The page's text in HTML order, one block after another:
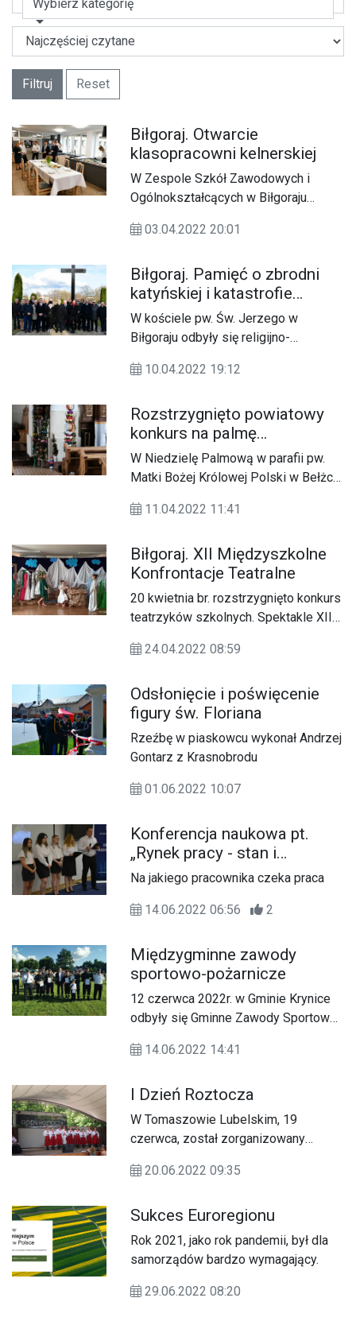
Wybierz kategorię
Filtruj Reset
Biłgoraj. Otwarcie
klasopracowni kelnerskiej
W Zespole Szkół Zawodowych i
Ogólnokształcących w Biłgoraju
klasopracownia kelnerska.
03.04.2022 20:01
Biłgoraj. Pamięć o zbrodni
katyńskiej i katastrofie
smoleńskiej
W kościele pw. Św. Jerzego w
Biłgoraju odbyły się religijno-
rocznicami zbrodni katyńskiej i
10.04.2022 19:12
Rozstrzygnięto powiatowy
konkurs na palmę
wielkanocną w Bełżcu
W Niedzielę Palmową w parafii pw.
Matki Bożej Królowej Polski w Bełżcu
powiatowego konkursu na palmę
11.04.2022 11:41
Biłgoraj. XII Międzyszkolne
Konfrontacje Teatralne
20 kwietnia br. rozstrzygnięto konkurs
teatrzyków szkolnych. Spektakle XII
Teatralnych on-line oceniała komisja w
Artystyczny i Lidia Grabowska –
Instruktor w Biłgorajskim Centrum
Kultury.
24.04.2022 08:59
Odsłonięcie i poświęcenie
figury św. Floriana
Rzeźbę w piaskowcu wykonał Andrzej
Gontarz z Krasnobrodu
01.06.2022 10:07
Konferencja naukowa pt.
„Rynek pracy - stan i
perspektywy”
Na jakiego pracownika czeka praca
14.06.2022 06:56 2
Międzygminne zawody
sportowo-pożarnicze
12 czerwca 2022r. w Gminie Krynice
odbyły się Gminne Zawody Sportowo-
gmin: Krynice, Telatyn i Rachanie.
14.06.2022 14:41
I Dzień Roztocza
W Tomaszowie Lubelskim, 19
czerwca, został zorganizowany
20.06.2022 09:35
Sukces Euroregionu
Rok 2021, jako rok pandemii, był dla
samorządów bardzo wymagający.
29.06.2022 08:20